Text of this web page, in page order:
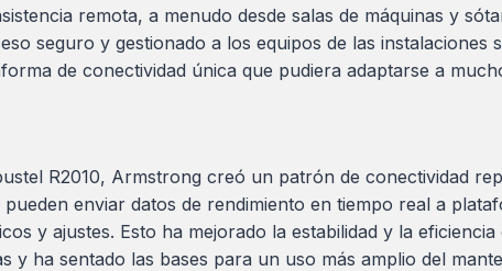
remota, a menudo desde salas de máquinas y
seguro y gestionado a los equipos de las
de conectividad única que pudiera adaptarse a
R2010, Armstrong creó un patrón de conectividad
pueden enviar datos de rendimiento en tiempo real a
y ajustes. Esto ha mejorado la estabilidad y la
y ha sentado las bases para un uso más amplio del